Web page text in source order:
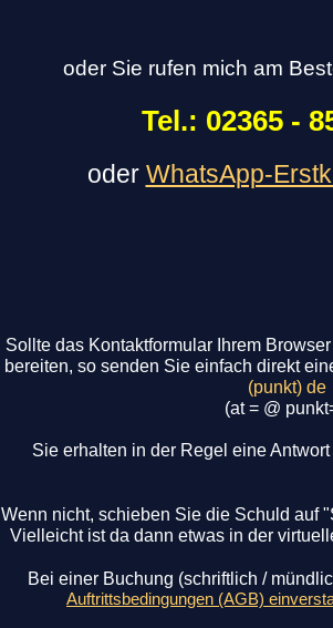
oder Sie rufen mich am
Tel.: 02365 -
oder WhatsApp-
Sollte das Kontaktformular Ihrem
bereiten, so senden Sie einfach direkt
(punkt) de
(at = @
Sie erhalten in der Regel eine
Wenn nicht, schieben Sie die Schuld auf
Vielleicht ist da dann etwas in der
Bei einer Buchung (schriftlich /
Auftrittsbedingungen (AGB)